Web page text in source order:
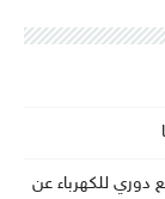
دوري للكهرباء عن